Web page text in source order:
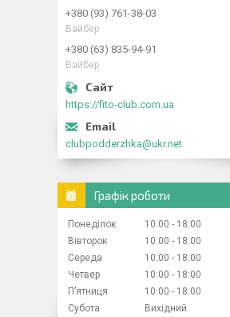
+380 (93) 761-38-03
Вайбер
+380 (63) 835-94-91
Вайбер
https://fito-club.com.ua
clubpodderzhka@ukr.net
Графік роботи
Понеділок 10:00
18:00
Вівторок
10:00
18:00
Середа
10:00
18:00
Четвер
10:00
18:00
Пʼятниця
10:00
18:00
Субота
Вихідний